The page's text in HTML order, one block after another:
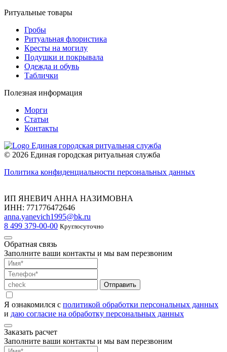
Ритуальные товары
Гробы
Ритуальная флористика
Кресты на могилу
Подушки и покрывала
Одежда и обувь
Таблички
Полезная информация
Морги
Статьи
Контакты
Единая городская ритуальная служба
© 2026 Единая городская ритуальная служба
Политика конфиденциальности персональных данных
ИП ЯНЕВИЧ АННА НАЗИМОВНА
ИНН: 771776472646
anna.yanevich1995@bk.ru
8 499 379-00-00 Круглосуточно
Обратная связь
Заполните ваши контакты и мы вам перезвоним
Отправить
Я ознакомился с политикой обработки персональных данных
и даю согласие на обработку персональных данных
Заказать расчет
Заполните ваши контакты и мы вам перезвоним